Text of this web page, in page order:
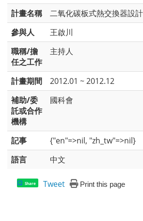
計畫名稱
二氧化碳板式熱交換器設
參與人
王啟川
職稱/擔
任之工作
主持人
計畫期間
2012.01 ~ 2012.12
補助/委
託或合作
機構
國科會
記事
{"en"=>nil, "zh_tw"=>nil}
語言
中文
Share Tweet Print this page